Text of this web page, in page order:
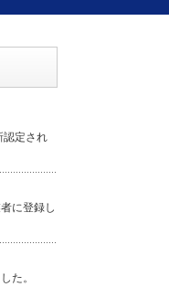
定され
に登録し
た。